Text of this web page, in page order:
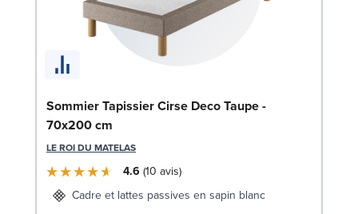
Sommier Tapissier Cirse Deco Taupe -
70x200 cm
LE ROI DU MATELAS
4.6 10 avis
Cadre et lattes passives en sapin blanc